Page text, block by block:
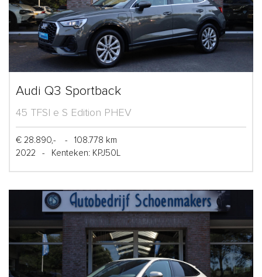
Audi Q3 Sportback
45 TFSI e S Edition PHEV
€ 28.890,- -
108.778 km
2022
- Kenteken: KPJ50L